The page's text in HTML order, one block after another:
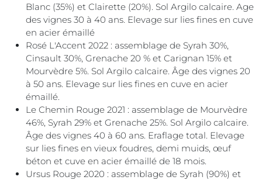
Blanc (35%) et Clairette (20%). Sol Argilo calcaire. Age
des vignes 30 à 40 ans. Elevage sur lies fines en cuve
en acier émaillé
Rosé L'Accent 2022 : assemblage de Syrah 30%,
Cinsault 30%, Grenache 20 % et Carignan 15% et
Mourvèdre 5%. Sol Argilo calcaire. Âge des vignes 20
à 50 ans. Elevage sur lies fines en cuve en acier
émaillé.
Le Chemin Rouge 2021 : assemblage de Mourvèdre
46%, Syrah 29% et Grenache 25%. Sol Argilo calcaire.
Âge des vignes 40 à 60 ans. Eraflage total. Elevage
sur lies fines en vieux foudres, demi muids, œuf
béton et cuve en acier émaillé de 18 mois.
Ursus Rouge 2020 : assemblage de Syrah (90%) et